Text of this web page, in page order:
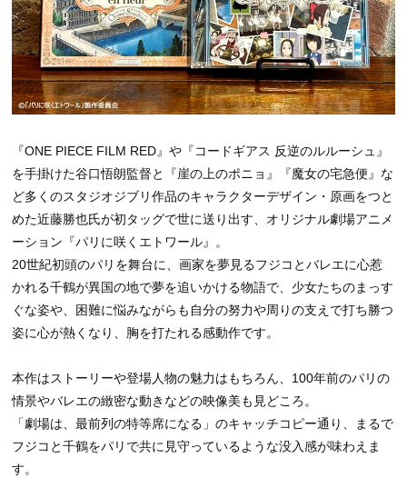
『ONE PIECE FILM RED』や『コードギアス 反逆のルルーシュ』
を手掛けた谷口悟朗監督と『崖の上のポニョ』『魔女の宅急便』な
ど多くのスタジオジブリ作品のキャラクターデザイン・原画をつと
めた近藤勝也氏が初タッグで世に送り出す、オリジナル劇場アニメ
ーション『パリに咲くエトワール』。
20世紀初頭のパリを舞台に、画家を夢見るフジコとバレエに心惹
かれる千鶴が異国の地で夢を追いかける物語で、少女たちのまっす
ぐな姿や、困難に悩みながらも自分の努力や周りの支えで打ち勝つ
姿に心が熱くなり、胸を打たれる感動作です。
本作はストーリーや登場人物の魅力はもちろん、100年前のパリの
情景やバレエの緻密な動きなどの映像美も見どころ。
「劇場は、最前列の特等席になる」のキャッチコピー通り、まるで
フジコと千鶴をパリで共に見守っているような没入感が味わえま
す。